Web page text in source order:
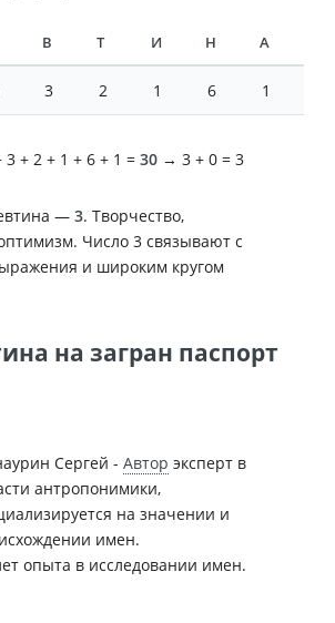
В Т И Н А
3 2 1 6 1
+ 2 + 1 + 6 + 1 = 30 → 3 + 0 = 3
— 3. Творчество,
Число 3 связывают с
и широким кругом
на загран паспорт
Сергей - Автор эксперт в
антропонимики,
на значении и
имен.
опыта в исследовании имен.